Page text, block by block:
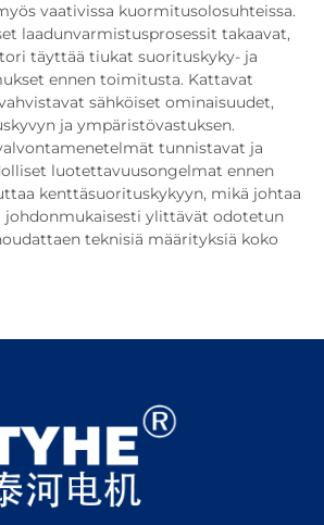
vaativissa kuormitusolosuhteissa.
laadunvarmistusprosessit takaavat,
täyttää tiukat suorituskyky- ja
ennen toimitusta. Kattavat
sähköiset ominaisuudet,
ja ympäristövastuksen.
tunnistavat ja
luotettavuusongelmat ennen
kenttäsuorituskykyyn, mikä johtaa
ylittävät odotetun
teknisiä määrityksiä koko